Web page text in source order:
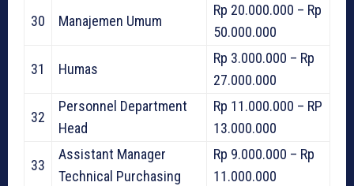
30 Manajemen Umum
Rp 20.000.000 – Rp
50.000.000
31 Humas
Rp 3.000.000 – Rp
27.000.000
32
Personnel Department
Head
Rp 11.000.000 – RP
13.000.000
33
Assistant Manager
Technical Purchasing
Rp 9.000.000 – Rp
11.000.000